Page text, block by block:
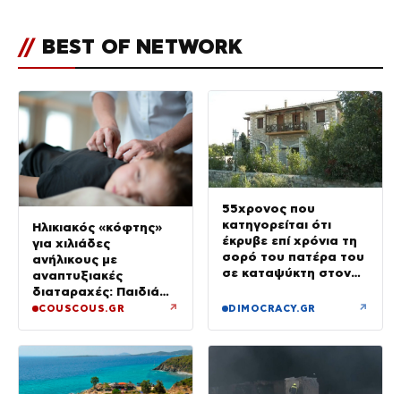
// BEST OF NETWORK
Ηλικιακός «κόφτης»
για χιλιάδες
ανήλικους με
αναπτυξιακές
διαταραχές: Παιδιά
ενός κατώτερου θεού
COUSCOUS.GR ↗
55χρονος που
κατηγορείται ότι
έκρυβε επί χρόνια τη
σορό του πατέρα του
σε καταψύκτη στον
του λόγια στους
DIMOCRACY.GR ↗